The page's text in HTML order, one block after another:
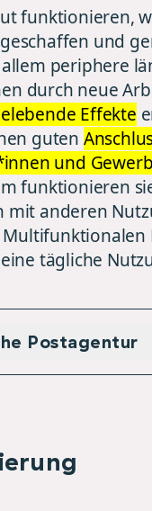
funktionieren,
und
periphere
durch neue
Effekte
guten
und
funktionieren
mit anderen
Multifunktionalen
tägliche
Postagentur